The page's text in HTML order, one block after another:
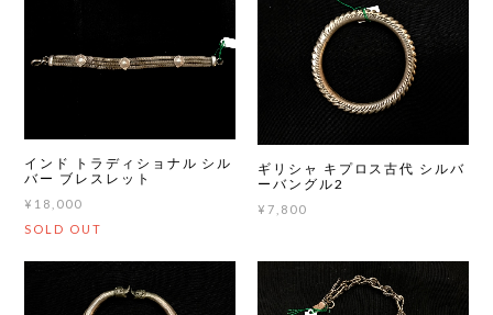
インド トラディショナル シル
バー ブレスレット
¥18,000
SOLD OUT
ギリシャ キプロス古代 シルバ
ーバングル2
¥7,800